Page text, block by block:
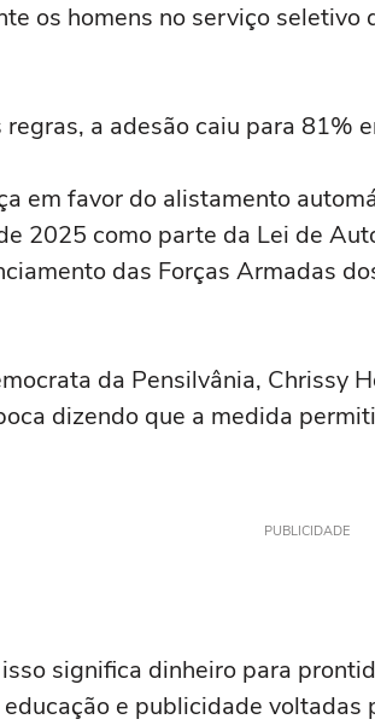
os homens no serviço
a adesão caiu para 81%
em favor do alistamento
2025 como parte da Lei de
das Forças Armadas
da Pensilvânia, Chrissy
dizendo que a medida
PUBLICIDADE
significa dinheiro para
e publicidade